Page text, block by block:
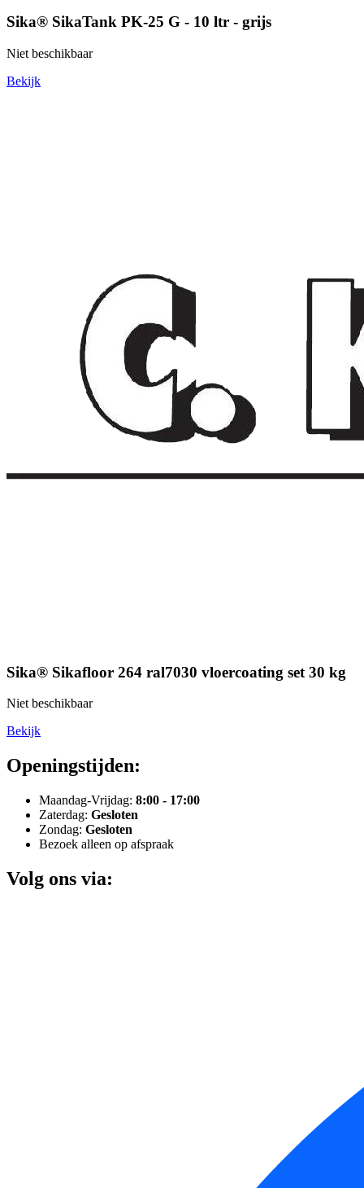
Sika® SikaTank PK-25 G - 10 ltr - grijs
Niet beschikbaar
Bekijk
Sika® Sikafloor 264 ral7030 vloercoating set 30 kg
Niet beschikbaar
Bekijk
Openingstijden:
Maandag-Vrijdag: 8:00 - 17:00
Zaterdag: Gesloten
Zondag: Gesloten
Bezoek alleen op afspraak
Volg ons via: